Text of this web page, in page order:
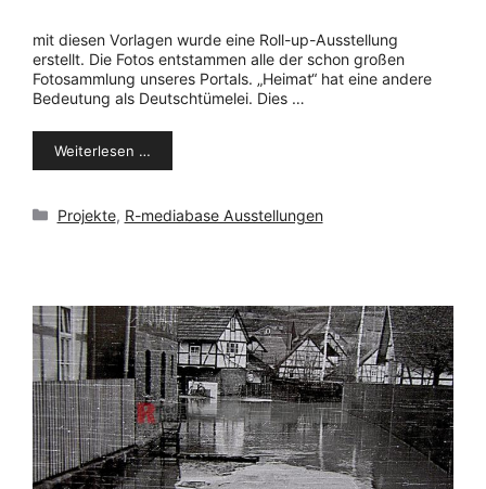
mit diesen Vorlagen wurde eine Roll-up-Ausstellung
erstellt. Die Fotos entstammen alle der schon großen
Fotosammlung unseres Portals. „Heimat“ hat eine andere
Bedeutung als Deutschtümelei. Dies …
Weiterlesen …
Kategorien
Projekte, R-mediabase Ausstellungen